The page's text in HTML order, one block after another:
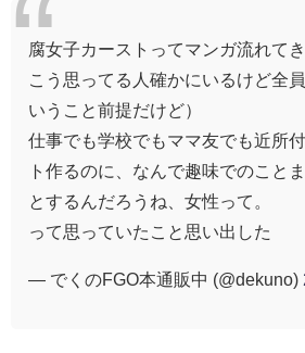
腐女子カーストってマンガ流れて
こう思ってる人確かにいるけど全
いうこと前提だけど）
仕事でも学校でもママ友でも近所
ト作るのに、なんで趣味でのこと
とするんだろうね、女性って。
って思っていたこと思い出した
— でくのFGO本通販中 (@dekuno)